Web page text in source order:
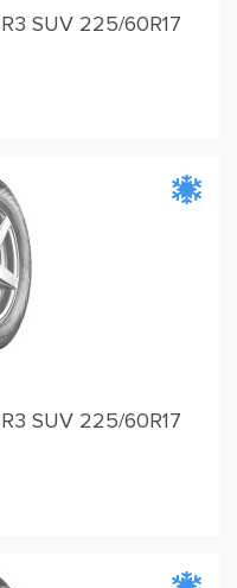
SUV 225/60R17
SUV 225/60R17